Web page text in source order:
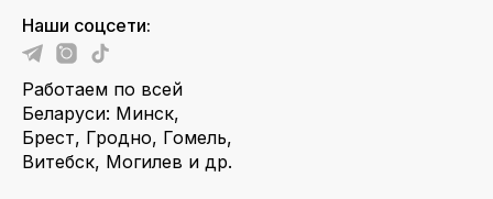
Наши соцсети:
Работаем по всей
Беларуси: Минск,
Брест, Гродно, Гомель,
Витебск, Могилев и др.